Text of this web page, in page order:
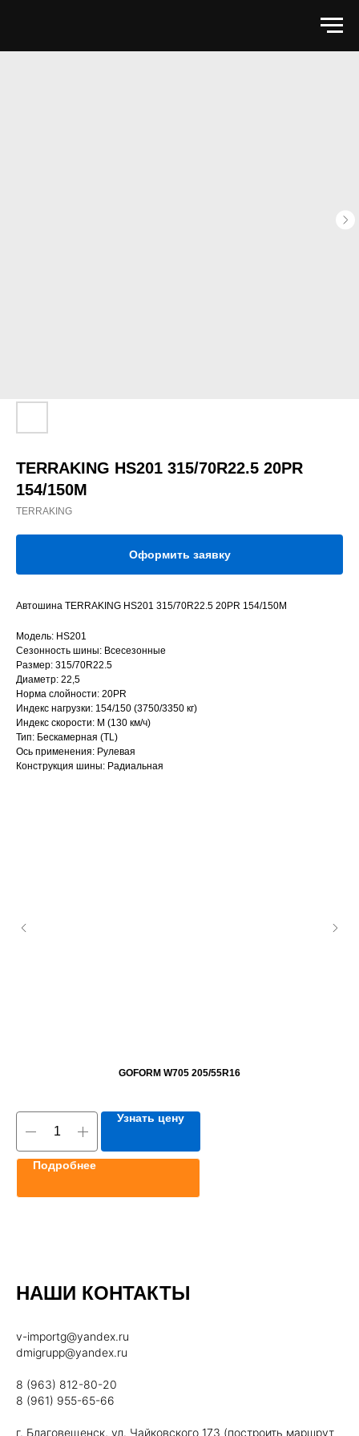
TERRAKING HS201 315/70R22.5 20PR
154/150M
TERRAKING
Оформить заявку
Автошина TERRAKING HS201 315/70R22.5 20PR 154/150M
Модель: HS201
Сезонность шины: Всесезонные
Размер: 315/70R22.5
Диаметр: 22,5
Норма слойности: 20PR
Индекс нагрузки: 154/150 (3750/3350 кг)
Индекс скорости: M (130 км/ч)
Тип: Бескамерная (TL)
Ось применения: Рулевая
Конструкция шины: Радиальная
GOFORM W705 205/55R16
Узнать цену
Подробнее
НАШИ КОНТАКТЫ
v-importg@yandex.ru
dmigrupp@yandex.ru
8 (963) 812-80-20
8 (961) 955-65-66
г. Благовещенск, ул. Чайковского 173 (построить маршрут